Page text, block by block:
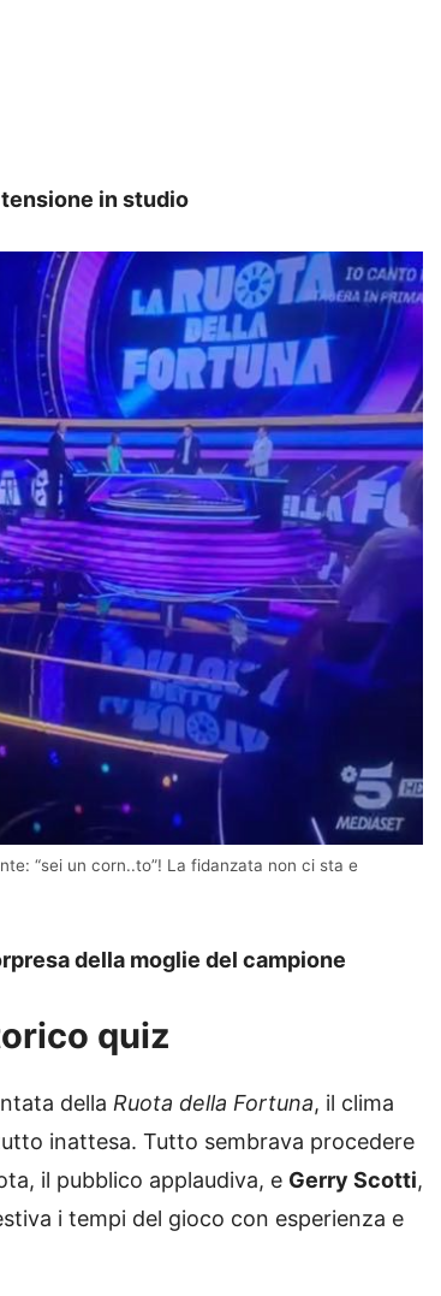
in studio
“sei un corn..to”! La fidanzata non ci sta e
della moglie del campione
quiz
della Ruota della Fortuna, il clima
inattesa. Tutto sembrava procedere
il pubblico applaudiva, e Gerry Scotti,
i tempi del gioco con esperienza e